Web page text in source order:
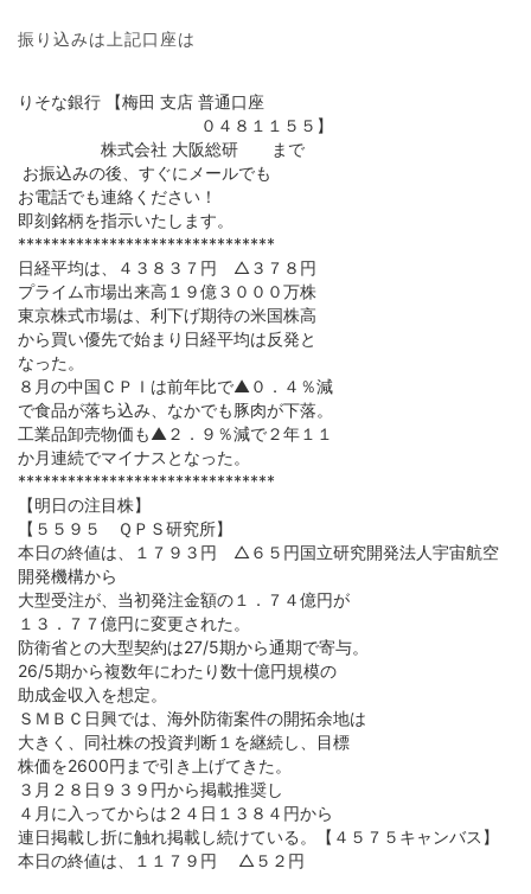
振り込みは上記口座は
りそな銀行 【梅田 支店 普通口座
０４８１１５５】
株式会社 大阪総研 まで
お振込みの後、すぐにメールでも
お電話でも連絡ください！
即刻銘柄を指示いたします。
*******************************
日経平均は、４３８３７円 △３７８円
プライム市場出来高１９億３０００万株
東京株式市場は、利下げ期待の米国株高
から買い優先で始まり日経平均は反発と
なった。
８月の中国ＣＰＩは前年比で▲０．４％減
で食品が落ち込み、なかでも豚肉が下落。
工業品卸売物価も▲２．９％減で２年１１
か月連続でマイナスとなった。
*******************************
【明日の注目株】
【５５９５ ＱＰＳ研究所】
本日の終値は、１７９３円 △６５円国立研究開発法人宇宙航空
開発機構から
大型受注が、当初発注金額の１．７４億円が
１３．７７億円に変更された。
防衛省との大型契約は27/5期から通期で寄与。
26/5期から複数年にわたり数十億円規模の
助成金収入を想定。
ＳＭＢＣ日興では、海外防衛案件の開拓余地は
大きく、同社株の投資判断１を継続し、目標
株価を2600円まで引き上げてきた。
３月２８日９３９円から掲載推奨し
４月に入ってからは２４日１３８４円から
連日掲載し折に触れ掲載し続けている。【４５７５キャンバス】
本日の終値は、１１７９円 △５２円